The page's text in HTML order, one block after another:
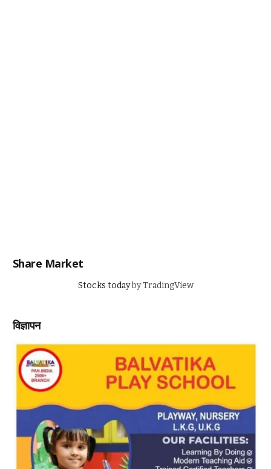
Share Market
Stocks todayby TradingView
विज्ञापन